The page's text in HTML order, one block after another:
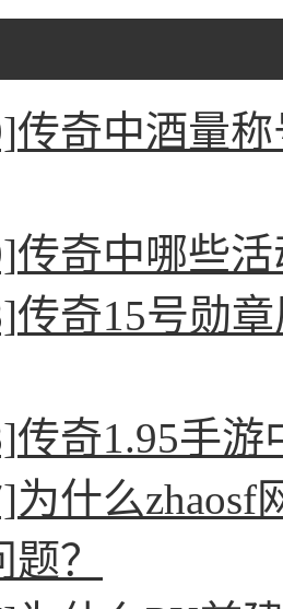
传奇中酒量
传奇中哪些
传奇15号勋
传奇1.95手
为什么
？